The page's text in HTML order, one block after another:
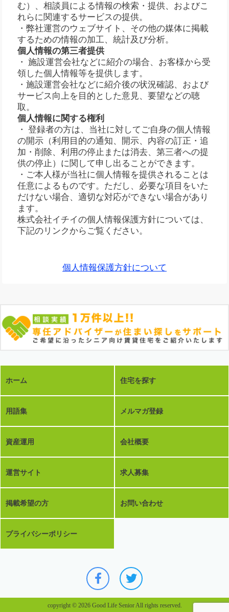
む）、相談員による情報の検索・提供、およびこ
れらに関連するサービスの提供。
・弊社運営のウェブサイト、その他の媒体に掲載
するための情報の加工、統計及び分析。
個人情報の第三者提供
・ 施設運営会社などに紹介の場合、お客様から受
領した個人情報等を提供します。
・施設運営会社などに紹介後の状況確認、および
サービス向上を目的とした意見、要望などの聴
取。
個人情報に関する権利
・ 登録者の方は、当社に対してご自身の個人情報
の開示（利用目的の通知、開示、内容の訂正・追
加・削除、利用の停止または消去、第三者への提
供の停止）に関して申し出ることができます。
・ご本人様が当社に個人情報を提供されることは
任意によるものです。ただし、必要な項目をいた
だけない場合、適切な対応ができない場合があり
ます。
株式会社イチイの個人情報保護方針については、
下記のリンクからご覧ください。
個人情報保護方針について
ホーム 住宅を探す
用語集 メルマガ登録
資産運用 会社概要
運営サイト 求人募集
掲載希望の方 お問い合わせ
プライバシーポリシー
copyright © 2026 Good Life Senior All rights reserved.